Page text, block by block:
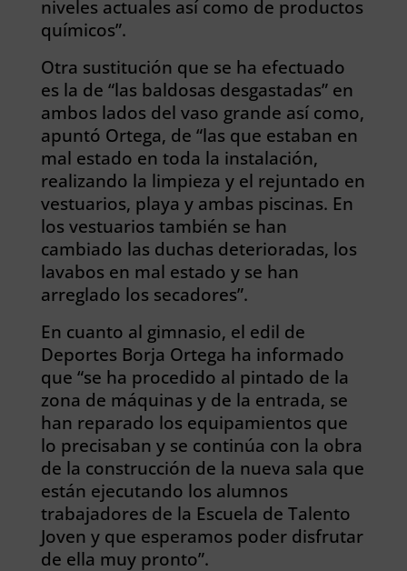
niveles actuales así como de productos
químicos”.
Otra sustitución que se ha efectuado
es la de “las baldosas desgastadas” en
ambos lados del vaso grande así como,
apuntó Ortega, de “las que estaban en
mal estado en toda la instalación,
realizando la limpieza y el rejuntado en
vestuarios, playa y ambas piscinas. En
los vestuarios también se han
cambiado las duchas deterioradas, los
lavabos en mal estado y se han
arreglado los secadores”.
En cuanto al gimnasio, el edil de
Deportes Borja Ortega ha informado
que “se ha procedido al pintado de la
zona de máquinas y de la entrada, se
han reparado los equipamientos que
lo precisaban y se continúa con la obra
de la construcción de la nueva sala que
están ejecutando los alumnos
trabajadores de la Escuela de Talento
Joven y que esperamos poder disfrutar
de ella muy pronto”.